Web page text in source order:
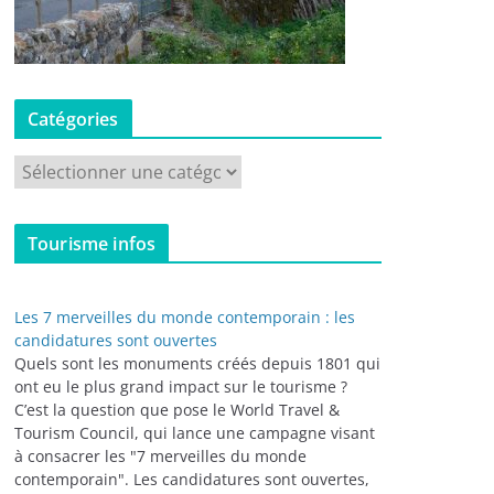
Catégories
a
t
r
i
e
s
Tourisme infos
Les 7 merveilles du monde contemporain : les
candidatures sont ouvertes
Quels sont les monuments créés depuis 1801 qui
ont eu le plus grand impact sur le tourisme ?
C’est la question que pose le World Travel &
Tourism Council, qui lance une campagne visant
à consacrer les "7 merveilles du monde
contemporain". Les candidatures sont ouvertes,